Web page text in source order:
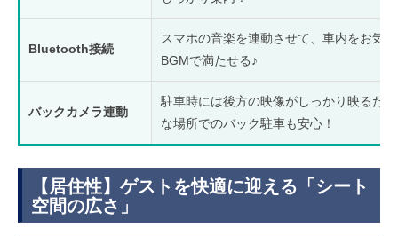
Bluetooth接続
スマホの音楽を連動させて、車内をお気
BGMで満たせる♪
バックカメラ連動
駐車時には後方の映像がしっかり映るた
な場所でのバック駐車も安心！
【居住性】ゲストを快適に迎える「シート
空間の広さ」